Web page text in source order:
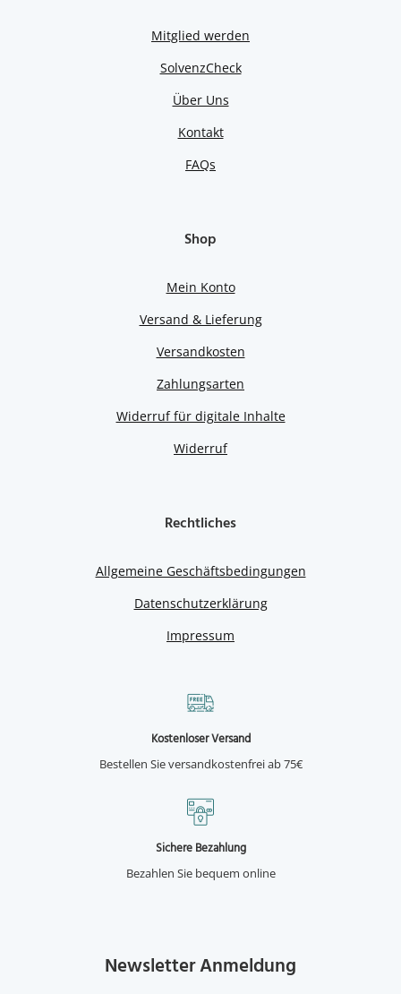
Mitglied werden
SolvenzCheck
Über Uns
Kontakt
FAQs
Shop
Mein Konto
Versand & Lieferung
Versandkosten
Zahlungsarten
Widerruf für digitale Inhalte
Widerruf
Rechtliches
Allgemeine Geschäftsbedingungen
Datenschutzerklärung
Impressum
Kostenloser Versand
Bestellen Sie versandkostenfrei ab 75€
Sichere Bezahlung
Bezahlen Sie bequem online
Newsletter Anmeldung